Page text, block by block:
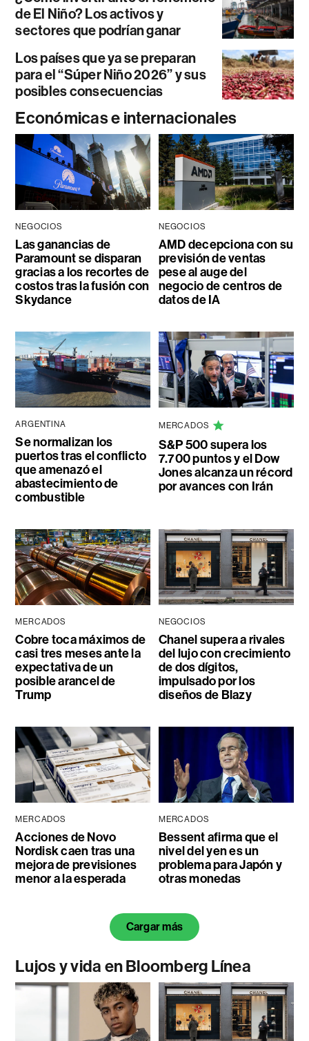
de El Niño? Los activos y
sectores que podrían ganar
Los países que ya se preparan
para el “Súper Niño 2026” y sus
posibles consecuencias
Económicas e internacionales
NEGOCIOS
Las ganancias de
Paramount se disparan
gracias a los recortes de
costos tras la fusión con
Skydance
NEGOCIOS
AMD decepciona con su
previsión de ventas
pese al auge del
negocio de centros de
datos de IA
ARGENTINA
Se normalizan los
puertos tras el conflicto
que amenazó el
abastecimiento de
combustible
MERCADOS
S&P 500 supera los
7.700 puntos y el Dow
Jones alcanza un récord
por avances con Irán
MERCADOS
Cobre toca máximos de
casi tres meses ante la
expectativa de un
posible arancel de
Trump
NEGOCIOS
Chanel supera a rivales
del lujo con crecimiento
de dos dígitos,
impulsado por los
diseños de Blazy
MERCADOS
Acciones de Novo
Nordisk caen tras una
mejora de previsiones
menor a la esperada
MERCADOS
Bessent afirma que el
nivel del yen es un
problema para Japón y
otras monedas
Cargar más
Lujos y vida en Bloomberg Línea